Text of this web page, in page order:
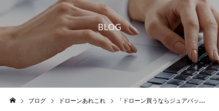
BLOG
ブログ ドローンあれこれ 「ドローン買うならジュアバックがおすすめ！」 各種ドローン注文受付中です！